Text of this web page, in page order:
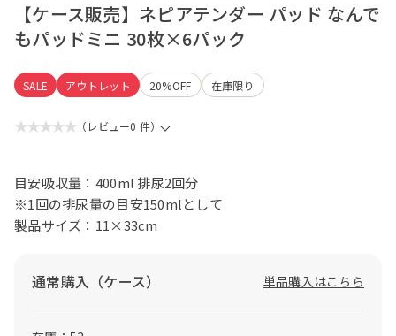
【ケース販売】ネピアテンダー パッド なんで
もパッドミニ 30枚×6パック
SALE アウトレット 20%OFF 在庫限り
★★★★★ （レビュー0 件）
目安吸収量：400ml 排尿2回分
※1回の排尿量の目安150mlとして
製品サイズ：11×33cm
通常購入（ケース） 単品購入はこちら